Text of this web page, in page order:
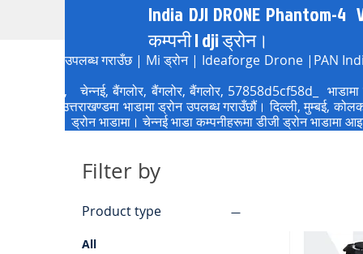
India DJI DRONE Phantom-
कम्पनी | dji ड्रोन।
ड्रोन उपलब्ध गराउँछ | Mi ड्रोन | Ideaforge Drone |PAN
कोलकाता, चेन्नई, बैंगलोर, बैंगलोर, बैंगलोर, 57858d5cf58d_
उत्तराखण्डमा भाडामा ड्रोन उपलब्ध गराउँछौं। दिल्ली, मुम्बई,
पंजाब। ड्रोन भाडामा। चेन्नई भाडा कम्पनीहरूमा डीजी ड्रोन भाडामा
Filter by
Product type
All